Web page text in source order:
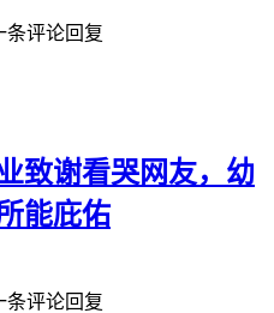
条评论回复
致谢看哭网友，幼
能庇佑
条评论回复